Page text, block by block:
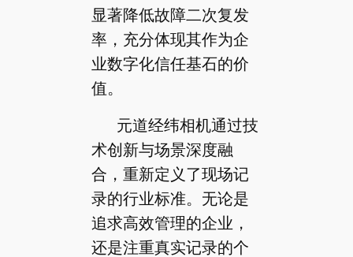
显著降低故障二次复发
率，充分体现其作为企
业数字化信任基石的价
值。
元道经纬相机通过技
术创新与场景深度融
合，重新定义了现场记
录的行业标准。无论是
追求高效管理的企业，
还是注重真实记录的个